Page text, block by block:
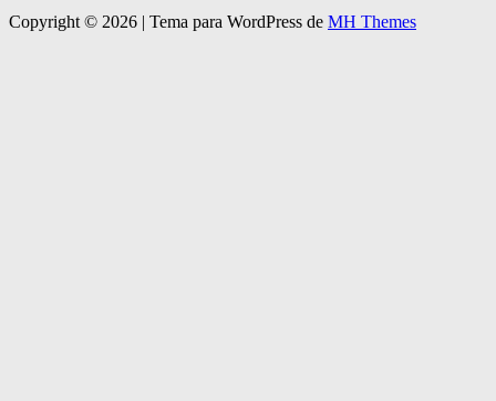
Copyright © 2026 | Tema para WordPress de MH Themes